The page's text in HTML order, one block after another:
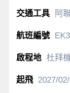
阿
杜拜
2027/